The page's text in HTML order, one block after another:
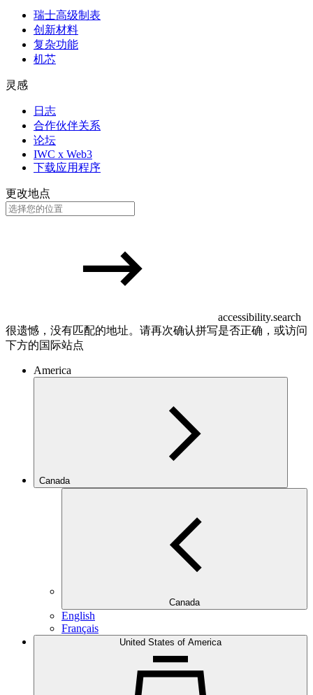
瑞士高级制表
创新材料
复杂功能
机芯
灵感
日志
合作伙伴关系
论坛
IWC x Web3
下载应用程序
更改地点
accessibility.search
很遗憾，没有匹配的地址。请再次确认拼写是否正确，或访问
下方的国际站点
America
Canada
Canada
English
Français
United States of America